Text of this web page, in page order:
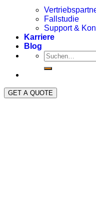
Fallstudie
Support &
Karriere
Blog
GET A QUOTE